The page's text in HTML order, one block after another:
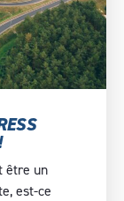
être un
est-ce